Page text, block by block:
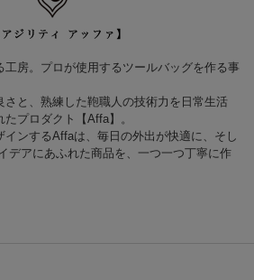
房。プロが使用するツールバッグを作る事
さと、熟練した鞄職人の技術力を日常生活
プロダクト【Affa】。
インするAffaは、毎日の外出が快適に、そし
デアにあふれた商品を、一つ一つ丁寧に作